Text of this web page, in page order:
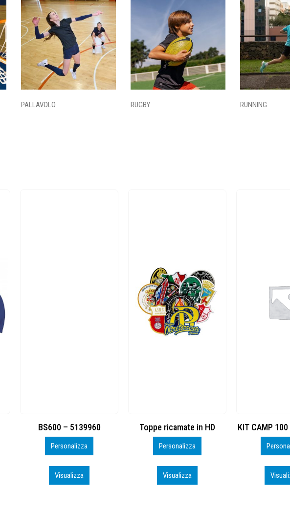
PALLAVOLO RUGBY RUNNING
Toppe ricamate in HD
Personalizza
Visualizza
KIT CAMP 100 2026_perso
Personalizza
Visualizza
BSK600 –